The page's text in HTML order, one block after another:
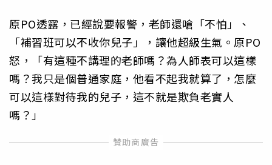
原PO透露，已經說要報警，老師還嗆「不怕」、
「補習班可以不收你兒子」，讓他超級生氣。原PO
怒，「有這種不講理的老師嗎？為人師表可以這樣
嗎？我只是個普通家庭，他看不起我就算了，怎麼
可以這樣對待我的兒子，這不就是欺負老實人
嗎？」